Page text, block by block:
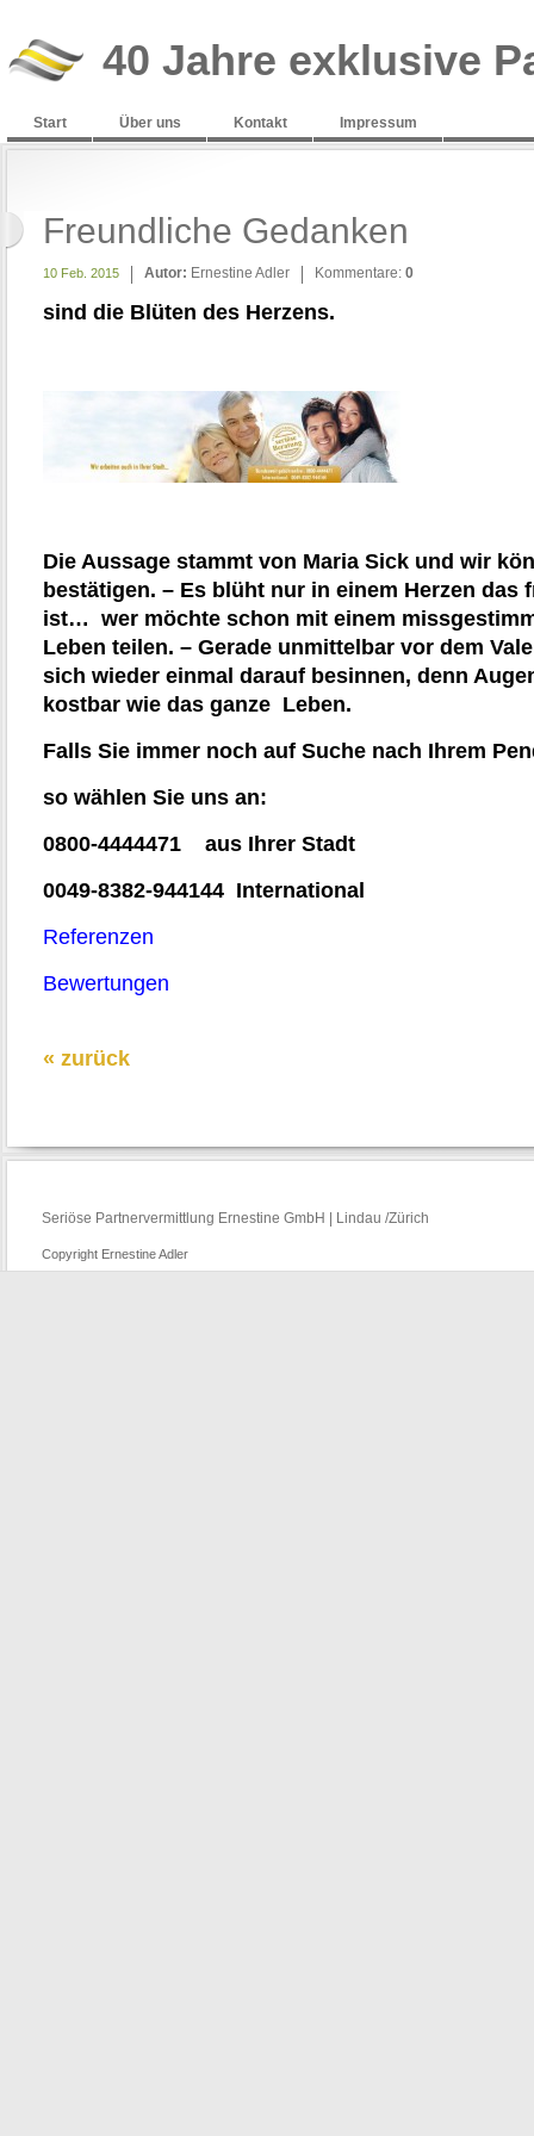
40 Jahre exklusive
Start Über uns Kontakt Impressum
Freundliche Gedanken
10 Feb. 2015 Autor: Ernestine Adler Kommentare: 0
sind die Blüten des Herzens.
Die Aussage stammt von Maria Sick und wir
bestätigen. – Es blüht nur in einem Herzen das
ist… wer möchte schon mit einem
Leben teilen. – Gerade unmittelbar vor dem
sich wieder einmal darauf besinnen, denn
kostbar wie das ganze Leben.
Falls Sie immer noch auf Suche nach Ihrem
so wählen Sie uns an:
0800-4444471 aus Ihrer Stadt
0049-8382-944144 International
Referenzen
Bewertungen
« zurück
Seriöse Partnervermittlung Ernestine GmbH | Lindau /Zürich
Copyright Ernestine Adler